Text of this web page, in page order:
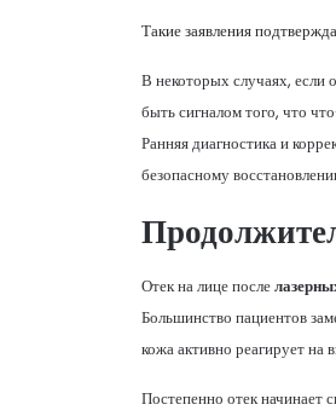
Такие заявления
В некоторых случаях, если
быть сигналом того, что
Ранняя диагностика и
безопасному
Отек на лице после
Большинство пациентов
кожа активно реагирует на
Постепенно отек начинает